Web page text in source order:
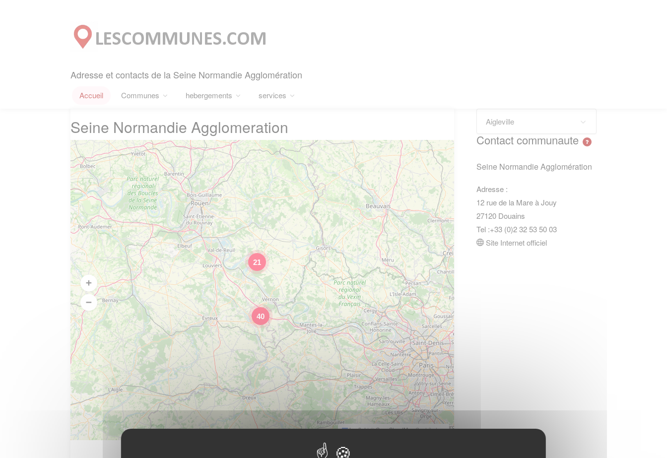
Adresse et contacts de la Seine Normandie Agglomération
Accueil Communes hebergements services
Seine Normandie Agglomeration
21
40
Leaflet|©OpenStreetMapContributors
Aigleville
Contact communaute
Seine Normandie Agglomération
Adresse :
12 rue de la Mare à Jouy
27120 Douains
Tel :+33 (0)2 32 53 50 03
Site Internet officiel